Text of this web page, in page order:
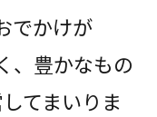
でかけが
、豊かなもの
てまいりま